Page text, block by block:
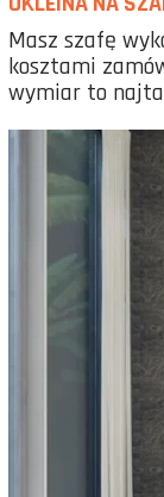
Masz szafę
kosztami
wymiar to